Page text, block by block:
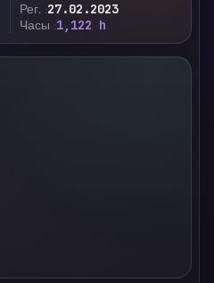
Рег. 27.02.2023
Часы 1,122 h